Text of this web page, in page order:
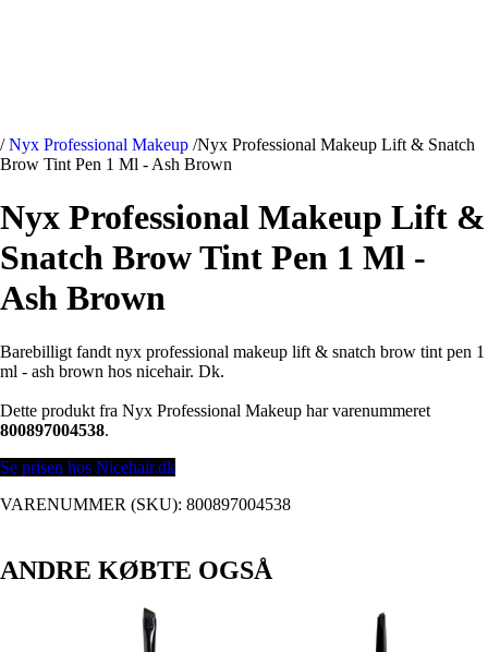
/ Nyx Professional Makeup /Nyx Professional Makeup Lift & Snatch
Brow Tint Pen 1 Ml - Ash Brown
Nyx Professional Makeup Lift &
Snatch Brow Tint Pen 1 Ml -
Ash Brown
Barebilligt fandt nyx professional makeup lift & snatch brow tint pen 1
ml - ash brown hos nicehair. Dk.
Dette produkt fra Nyx Professional Makeup har varenummeret
800897004538.
Se prisen hos Nicehair.dk
VARENUMMER (SKU): 800897004538
ANDRE KØBTE OGSÅ